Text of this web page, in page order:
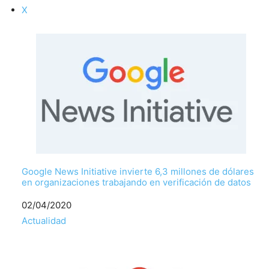
X
Google News Initiative invierte 6,3 millones de dólares
en organizaciones trabajando en verificación de datos
Fecha
02/04/2020
Respecto a
Actualidad